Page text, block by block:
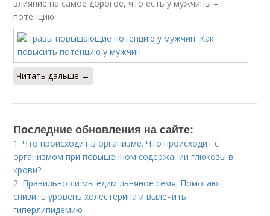
влияние на самое дорогое, что есть у мужчины –
потенцию.
Читать дальше →
Последние обновления на сайте:
1.Что происходит в организме. Что происходит с
организмом при повышенном содержании глюкозы в
крови?
2. Правильно ли мы едим льняное семя. Помогают
снизить уровень холестерина и вылечить
гиперлипидемию